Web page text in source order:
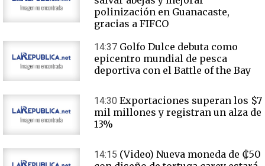
polinización en Guanacaste,
gracias a FIFCO
14:37 Golfo Dulce debuta como
epicentro mundial de pesca
deportiva con el Battle of the Bay
14:30 Exportaciones superan los $7
mil millones y registran un alza de
13%
14:15 (Video) Nueva moneda de ₡50